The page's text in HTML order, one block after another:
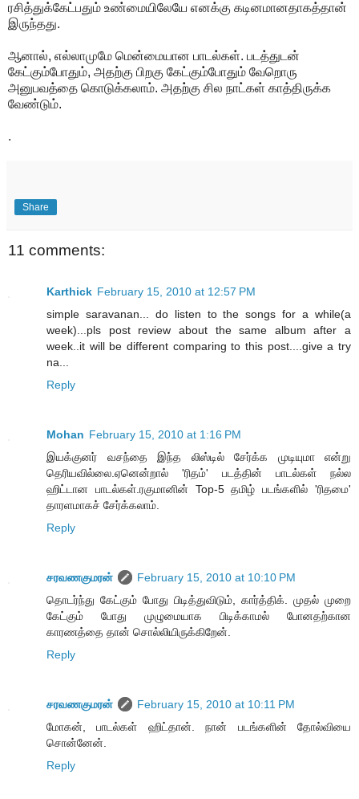
ரசித்துக்கேட்பதும் உண்மையிலேயே எனக்கு கடினமானதாகத்தான்
இருந்தது.
ஆனால், எல்லாமுமே மென்மையான பாடல்கள். படத்துடன்
கேட்கும்போதும், அதற்கு பிறகு கேட்கும்போதும் வேறொரு
அனுபவத்தை கொடுக்கலாம். அதற்கு சில நாட்கள் காத்திருக்க
வேண்டும்.
.
Share
11 comments:
Karthick February 15, 2010 at 12:57 PM
simple saravanan... do listen to the songs for a while(a
week)...pls post review about the same album after a
week..it will be different comparing to this post....give a try
na...
Reply
Mohan February 15, 2010 at 1:16 PM
இயக்குனர் வசந்தை இந்த லிஸ்டில் சேர்க்க முடியுமா என்று
தெரியவில்லை.ஏனென்றால் 'ரிதம்' படத்தின் பாடல்கள் நல்ல
ஹிட்டான பாடல்கள்.ரகுமானின் Top-5 தமிழ் படங்களில் 'ரிதமை'
தாரளமாகச் சேர்க்கலாம்.
Reply
சரவணகுமரன்
February 15, 2010 at 10:10 PM
தொடர்ந்து கேட்கும் போது பிடித்துவிடும், கார்த்திக். முதல் முறை
கேட்கும் போது முழுமையாக பிடிக்காமல் போனதற்கான
காரணத்தை தான் சொல்லியிருக்கிறேன்.
Reply
சரவணகுமரன்
February 15, 2010 at 10:11 PM
மோகன், பாடல்கள் ஹிட்தான். நான் படங்களின் தோல்வியை
சொன்னேன்.
Reply